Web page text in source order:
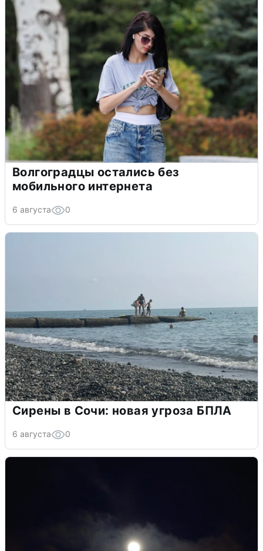
Волгоградцы остались без
мобильного интернета
6 августа 0
Сирены в Сочи: новая угроза БПЛА
6 августа 0